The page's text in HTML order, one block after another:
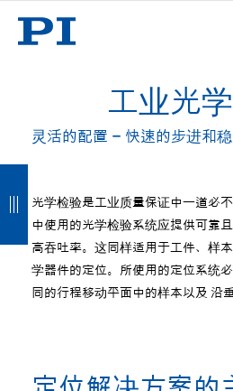
工业光
灵活的配置 – 快速的步进和
光学检验是工业质量保证中一道必
中使用的光学检验系统应提供可靠
高吞吐率。这同样适用于工件、样
学器件的定位。所使用的定位系统
同的行程移动平面中的样本以及 沿
回
回
回
回